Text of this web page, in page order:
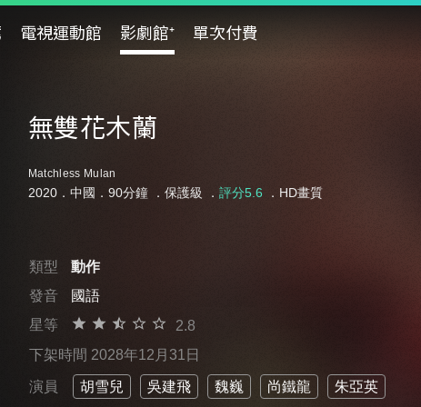
電視運動館 影劇館⁺ 單次付費
無雙花木蘭
Matchless Mulan
2020．中國．90分鐘 ． 保護級 ． 評分5.6 ．HD畫質
類型
動作
發音
國語
星等
2.8
下架時間 2028年12月31日
演員 胡雪兒 吳建飛 魏巍 尚鐵龍 朱亞英